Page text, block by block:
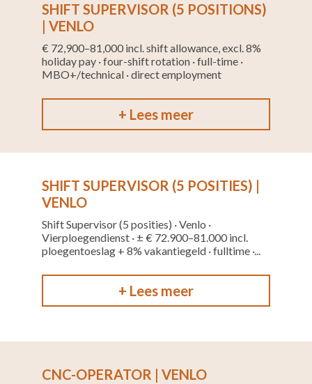
SHIFT SUPERVISOR (5 POSITIONS)
| VENLO
€ 72,900–81,000 incl. shift allowance, excl. 8%
holiday pay · four-shift rotation · full-time ·
MBO+/technical · direct employment
+ Lees meer
SHIFT SUPERVISOR (5 POSITIES) |
VENLO
Shift Supervisor (5 posities) · Venlo ·
Vierploegendienst · ± € 72.900–81.000 incl.
ploegentoeslag + 8% vakantiegeld · fulltime ·...
+ Lees meer
CNC-OPERATOR | VENLO